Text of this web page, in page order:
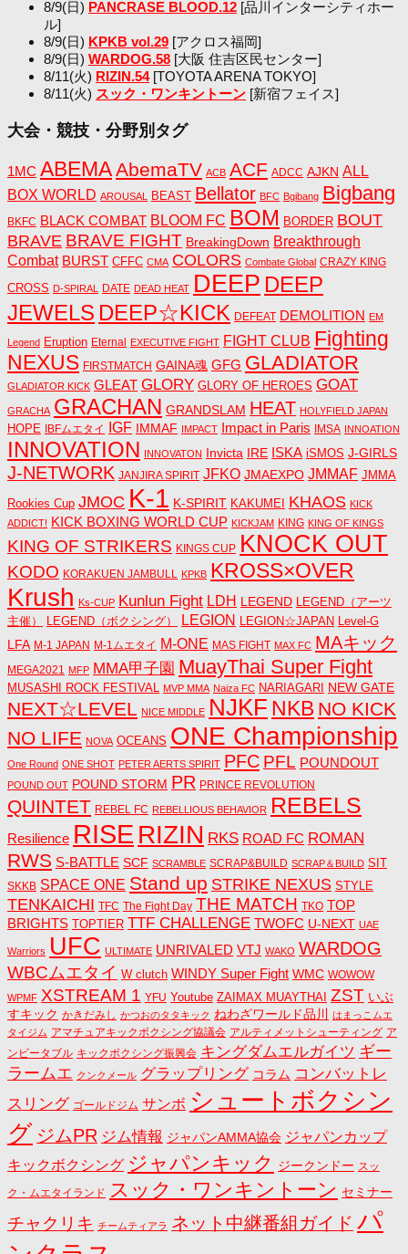
8/9(日) PANCRASE BLOOD.12 [品川インターシティホー
ル]
8/9(日) KPKB vol.29 [アクロス福岡]
8/9(日) WARDOG.58 [大阪 住吉区民センター]
8/11(火) RIZIN.54[TOYOTA ARENA TOKYO]
8/11(火) スック・ワンキントーン [新宿フェイス]
大会・競技・分野別タグ
1MC ABEMAAbemaTV ACB ACF ADCC AJKN ALL
BOX WORLD AROUSAL BEAST Bellator BFC Bgibang Bigbang
BKFC BLACK COMBAT BLOOM FC BOM BORDER BOUT
BRAVE BRAVE FIGHT BreakingDown Breakthrough
Combat BURST CFFC CMA COLORS Combate Global CRAZY KING
CROSS D-SPIRAL DATE DEAD HEAT DEEP DEEP
JEWELS DEEP☆KICK DEFEAT DEMOLITION EM
Legend Eruption Eternal EXECUTIVE FIGHT FIGHT CLUB Fighting
NEXUS FIRSTMATCH GAINA魂 GFG GLADIATOR
GLADIATOR KICK GLEAT GLORY GLORY OF HEROES GOAT
GRACHA GRACHAN GRANDSLAM HEAT HOLYFIELD JAPAN
HOPE IBFムエタイ IGF IMMAF IMPACT Impact in Paris IMSA INNOATION
INNOVATION INNOVATON Invicta IRE ISKA iSMOS J-GIRLS
J-NETWORK JANJIRA SPIRIT JFKO JMAEXPO JMMAF JMMA
Rookies Cup JMOC K-1 K-SPIRIT KAKUMEI KHAOS KICK
ADDICT! KICK BOXING WORLD CUP KICKJAM KING KING OF KINGS
KING OF STRIKERS KINGS CUP KNOCK OUT
KODO KORAKUEN JAMBULL KPKB KROSS×OVER
Krush Ks-CUP Kunlun Fight LDH LEGEND LEGEND（アーツ
主催）
LEGEND（ボクシング） LEGION LEGION☆JAPAN Level-G
LFA M-1 JAPAN M-1ムエタイ M-ONE MAS FIGHT MAX FC MAキック
MEGA2021 MFP MMA甲子園 MuayThai Super Fight
MUSASHI ROCK FESTIVAL MVP MMA Naiza FC NARIAGARI NEW GATE
NEXT☆LEVEL NICE MIDDLE NJKF NKB NO KICK
NO LIFE NOVA OCEANS ONE Championship
One Round ONE SHOT PETER AERTS SPIRIT PFC PFL POUNDOUT
POUND OUT POUND STORM PR PRINCE REVOLUTION
QUINTET REBEL FC REBELLIOUS BEHAVIOR REBELS
Resilience RISE RIZIN RKS ROAD FC ROMAN
RWS S-BATTLE SCF SCRAMBLE SCRAP&BUILD SCRAP＆BUILD SIT
SKKB SPACE ONE Stand up STRIKE NEXUS STYLE
TENKAICHI TFC The Fight Day THE MATCH TKO TOP
BRIGHTS TOPTIER TTF CHALLENGE TWOFC U-NEXT UAE
Warriors UFC ULTIMATE UNRIVALED VTJ WAKO WARDOG
WBCムエタイ W clutch WINDY Super Fight WMC WOWOW
WPMF XSTREAM 1 YFU Youtube ZAIMAX MUAYTHAI ZST いぶ
すキック かきだみし かつおのタタキック ねわざワールド品川
はまっこムエ
タイジム アマチュアキックボクシング協議会 アルティメットシューティング ア
ンビータブル キックボクシング振興会 キングダムエルガイツ ギー
ラームエ クンクメール グラップリング コラム コンバットレ
スリング ゴールドジム サンボ シュートボクシン
グ ジムPR ジム情報 ジャパンAMMA協会 ジャパンカップ
キックボクシング ジャパンキック ジークンドー スッ
ク・ムエタイランド スック・ワンキントーン セミナー
チャクリキ チームティアラ ネット中継番組ガイド パ